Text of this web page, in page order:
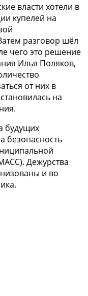
власти хотели в
купелей на
разговор шёл
чего это решение
Илья Поляков,
от них в
на
будущих
безопасность
Дежурства
и во